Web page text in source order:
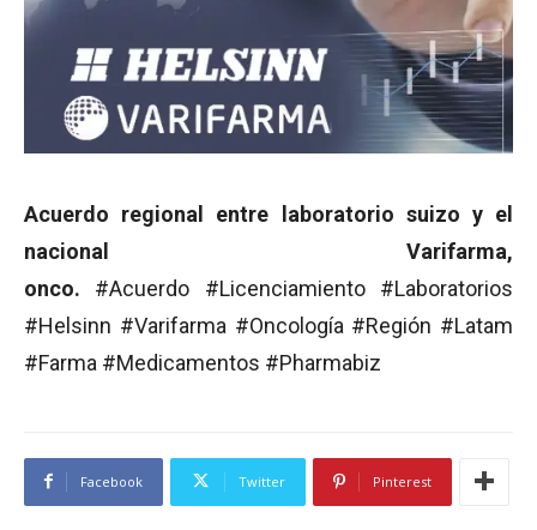
Acuerdo regional entre laboratorio suizo y el
nacional Varifarma,
onco. #Acuerdo #Licenciamiento #Laboratorios
#Helsinn #Varifarma #Oncología #Región #Latam
#Farma #Medicamentos #Pharmabiz
Facebook Twitter Pinterest